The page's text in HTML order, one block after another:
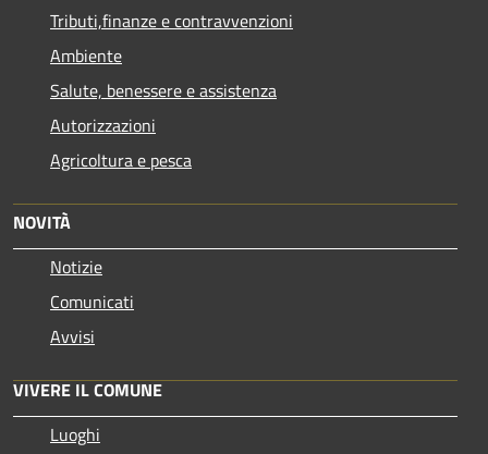
Tributi,finanze e contravvenzioni
Ambiente
Salute, benessere e assistenza
Autorizzazioni
Agricoltura e pesca
NOVITÀ
Notizie
Comunicati
Avvisi
VIVERE IL COMUNE
Luoghi